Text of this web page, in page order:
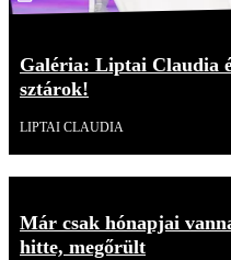
Galéria: Liptai Claudia
sztárok!
LIPTAI CLAUDIA
Már csak hónapjai
hitte, megőrült